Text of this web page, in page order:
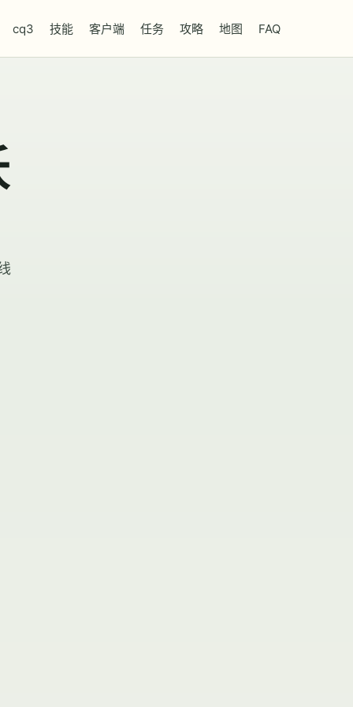
cq3 技能 客户端 任务 攻略 地图 FAQ